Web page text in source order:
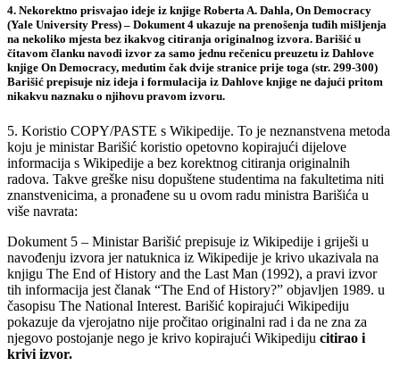
4. Nekorektno prisvajao ideje iz knjige Roberta A. Dahla, On Democracy
(Yale University Press) – Dokument 4 ukazuje na prenošenja tuđih mišljenja
na nekoliko mjesta bez ikakvog citiranja originalnog izvora. Barišić u
čitavom članku navodi izvor za samo jednu rečenicu preuzetu iz Dahlove
knjige On Democracy, medutim čak dvije stranice prije toga (str. 299-300)
Barišić prepisuje niz ideja i formulacija iz Dahlove knjige ne dajući pritom
nikakvu naznaku o njihovu pravom izvoru.
5. Koristio COPY/PASTE s Wikipedije. To je neznanstvena metoda
koju je ministar Barišić koristio opetovno kopirajući dijelove
informacija s Wikipedije a bez korektnog citiranja originalnih
radova. Takve greške nisu dopuštene studentima na fakultetima niti
znanstvenicima, a pronađene su u ovom radu ministra Barišića u
više navrata:
Dokument 5 – Ministar Barišić prepisuje iz Wikipedije i griješi u
navođenju izvora jer natuknica iz Wikipedije je krivo ukazivala na
knjigu The End of History and the Last Man (1992), a pravi izvor
tih informacija jest članak “The End of History?” objavljen 1989. u
časopisu The National Interest. Barišić kopirajući Wikipediju
pokazuje da vjerojatno nije pročitao originalni rad i da ne zna za
njegovo postojanje nego je krivo kopirajući Wikipediju citirao i
krivi izvor.